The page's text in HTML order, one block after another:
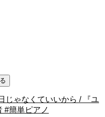
じゃなくていいから / 『ユ
#簡単ピアノ